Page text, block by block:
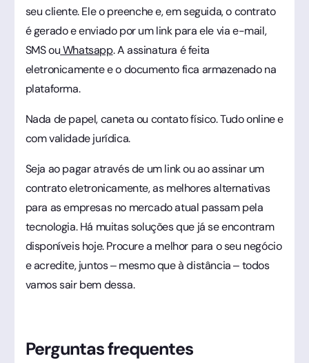
seu cliente. Ele o preenche e, em seguida, o contrato
é gerado e enviado por um link para ele via e-mail,
SMS ouWhatsapp. A assinatura é feita
eletronicamente e o documento fica armazenado na
plataforma.
Nada de papel, caneta ou contato físico. Tudo online e
com validade jurídica.
Seja ao pagar através de um link ou ao assinar um
contrato eletronicamente, as melhores alternativas
para as empresas no mercado atual passam pela
tecnologia. Há muitas soluções que já se encontram
disponíveis hoje. Procure a melhor para o seu negócio
e acredite, juntos – mesmo que à distância – todos
vamos sair bem dessa.
Perguntas frequentes